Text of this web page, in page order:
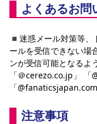
よくあるお問
◾️迷惑メール対策等
ールを受信できない場
ンが受信可能となるよ
「＠cerezo.co.jp」
「
注意事項